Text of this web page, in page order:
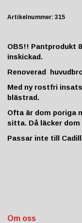
Artikelnummer: 315
OBS!! Pantprodukt
inskickad.
Renoverad
Med ny rostfri
blästrad.
Ofta är dom poriga
sitta. Då läcker
Passar inte till
Om oss